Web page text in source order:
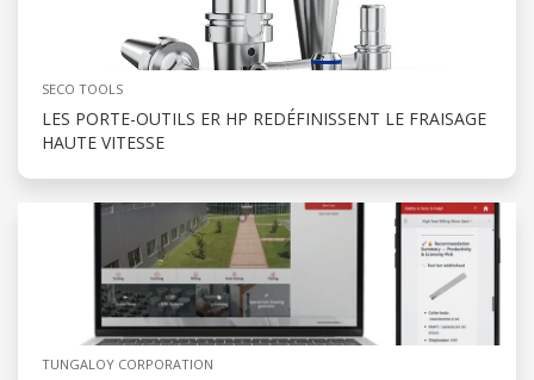
SECO TOOLS
LES PORTE-OUTILS ER HP REDÉFINISSENT LE FRAISAGE
HAUTE VITESSE
TUNGALOY CORPORATION